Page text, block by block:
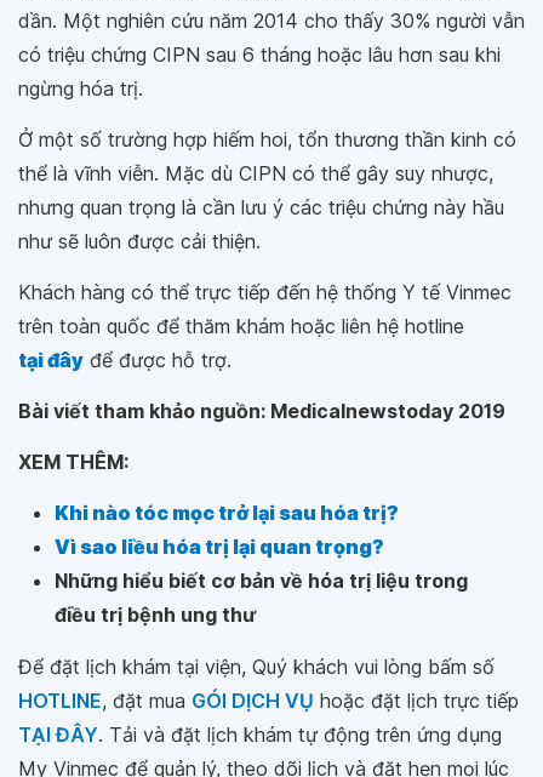
dần. Một nghiên cứu năm 2014 cho thấy 30% người vẫn
có triệu chứng CIPN sau 6 tháng hoặc lâu hơn sau khi
ngừng hóa trị.
Ở một số trường hợp hiếm hoi, tổn thương thần kinh có
thể là vĩnh viễn. Mặc dù CIPN có thể gây suy nhược,
nhưng quan trọng là cần lưu ý các triệu chứng này hầu
như sẽ luôn được cải thiện.
Khách hàng có thể trực tiếp đến hệ thống Y tế Vinmec
trên toàn quốc để thăm khám hoặc liên hệ hotline
tại đây để được hỗ trợ.
Bài viết tham khảo nguồn: Medicalnewstoday 2019
XEM THÊM:
Khi nào tóc mọc trở lại sau hóa trị?
Vì sao liều hóa trị lại quan trọng?
Những hiểu biết cơ bản về hóa trị liệu trong
điều trị bệnh ung thư
Để đặt lịch khám tại viện, Quý khách vui lòng bấm số
HOTLINE, đặt mua GÓI DỊCH VỤ hoặc đặt lịch trực tiếp
TẠI ĐÂY. Tải và đặt lịch khám tự động trên ứng dụng
My Vinmec để quản lý, theo dõi lịch và đặt hẹn mọi lúc